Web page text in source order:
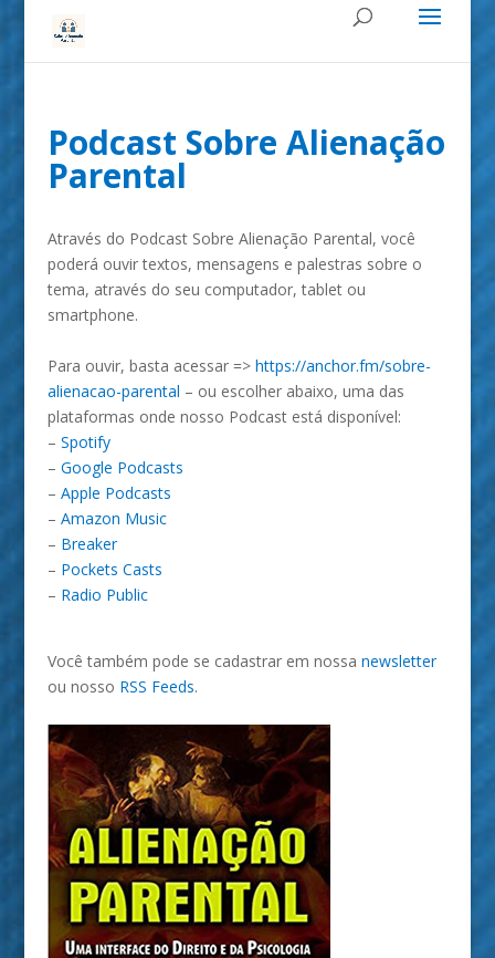
Podcast Sobre Alienação
Parental
Através do Podcast Sobre Alienação Parental, você
poderá ouvir textos, mensagens e palestras sobre o
tema, através do seu computador, tablet ou
smartphone.
Para ouvir, basta acessar => https://anchor.fm/sobre-
alienacao-parental – ou escolher abaixo, uma das
plataformas onde nosso Podcast está disponível:
– Spotify
– Google Podcasts
– Apple Podcasts
– Amazon Music
– Breaker
– Pockets Casts
– Radio Public
Você também pode se cadastrar em nossa newsletter
ou nosso RSS Feeds.